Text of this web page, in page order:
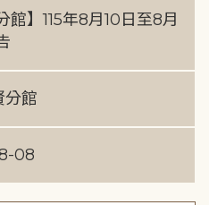
館】115年8月10日至8月
分館
08